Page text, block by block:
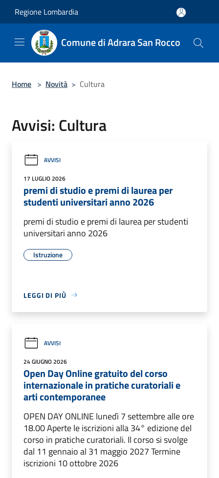
Regione Lombardia
Comune di Adrara San Rocco
Home > Novità > Cultura
Avvisi: Cultura
AVVISI
17 LUGLIO 2026
premi di studio e premi di laurea per
studenti universitari anno 2026
premi di studio e premi di laurea per studenti
universitari anno 2026
Istruzione
LEGGI DI PIÙ
AVVISI
24 GIUGNO 2026
Open Day Online gratuito del corso
internazionale in pratiche curatoriali e
arti contemporanee
OPEN DAY ONLINE lunedì 7 settembre alle ore
18.00 Aperte le iscrizioni alla 34° edizione del
corso in pratiche curatoriali. Il corso si svolge
dal 11 gennaio al 31 maggio 2027 Termine
iscrizioni 10 ottobre 2026